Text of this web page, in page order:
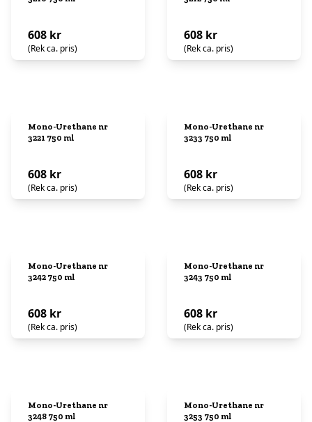
608 kr
(Rek ca. pris)
608 kr
(Rek ca. pris)
Mono-Urethane nr
3221 750 ml
608 kr
(Rek ca. pris)
Mono-Urethane nr
3233 750 ml
608 kr
(Rek ca. pris)
Mono-Urethane nr
3242 750 ml
608 kr
(Rek ca. pris)
Mono-Urethane nr
3243 750 ml
608 kr
(Rek ca. pris)
Mono-Urethane nr
3248 750 ml
Mono-Urethane nr
3253 750 ml